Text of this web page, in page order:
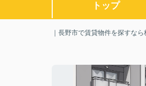
トップ
｜長野市で賃貸物件を探すな